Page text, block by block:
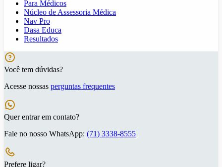
Para Médicos
Núcleo de Assessoria Médica
Nav Pro
Dasa Educa
Resultados
Você tem dúvidas?
Acesse nossas perguntas frequentes
Quer entrar em contato?
Fale no nosso WhatsApp: (71) 3338-8555
Prefere ligar?